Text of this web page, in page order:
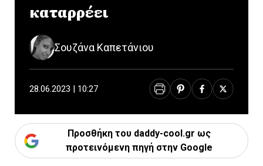
καταρρέει
Σουζάνα Καπετάνιου
28.06.2023 | 10:27
Προσθήκη του daddy-cool.gr ως
προτεινόμενη πηγή στην Google